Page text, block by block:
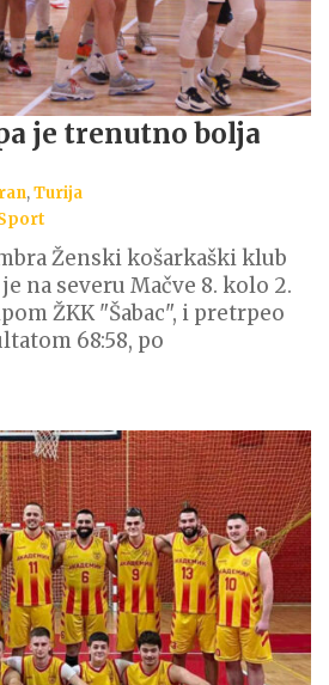
je trenutno bolja
,Turija
Ženski košarkaški klub
na severu Mačve 8. kolo 2.
ŽKK "Šabac", i pretrpeo
68:58, po